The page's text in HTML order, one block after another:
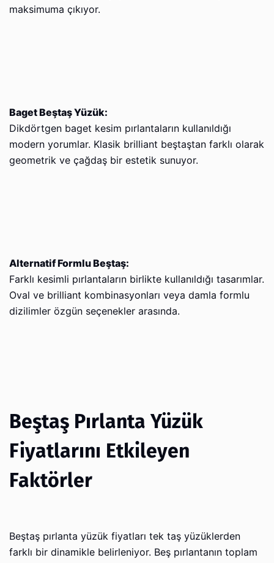
maksimuma çıkıyor.
Baget Beştaş Yüzük:
Dikdörtgen baget kesim pırlantaların kullanıldığı
modern yorumlar. Klasik brilliant beştaştan farklı olarak
geometrik ve çağdaş bir estetik sunuyor.
Alternatif Formlu Beştaş:
Farklı kesimli pırlantaların birlikte kullanıldığı tasarımlar.
Oval ve brilliant kombinasyonları veya damla formlu
dizilimler özgün seçenekler arasında.
Beştaş Pırlanta Yüzük
Fiyatlarını Etkileyen
Faktörler
Beştaş pırlanta yüzük fiyatları tek taş yüzüklerden
farklı bir dinamikle belirleniyor. Beş pırlantanın toplam